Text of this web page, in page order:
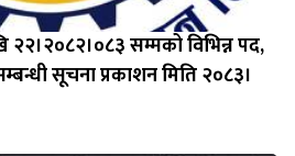
सम्मको विभिन्न पद,
सूचना प्रकाशन मिति २०८३।